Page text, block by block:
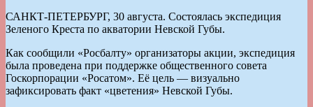
САНКТ-ПЕТЕРБУРГ, 30 августа. Состоялась экспедиция
Зеленого Креста по акватории Невской Губы.
Как сообщили «Росбалту» организаторы акции, экспедиция
была проведена при поддержке общественного совета
Госкорпорации «Росатом». Её цель — визуально
зафиксировать факт «цветения» Невской Губы.